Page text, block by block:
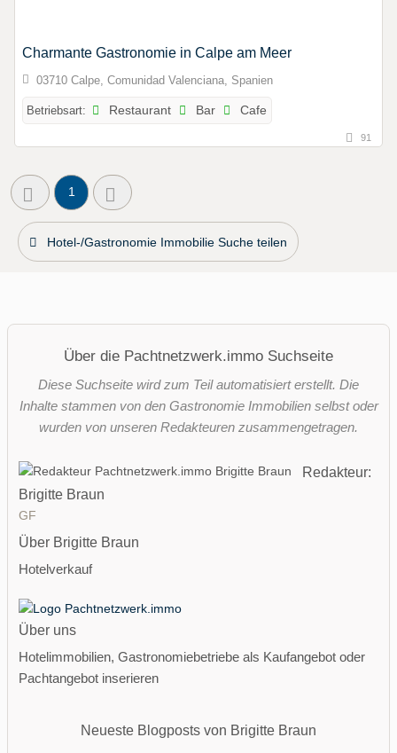
Charmante Gastronomie in Calpe am Meer
03710 Calpe, Comunidad Valenciana, Spanien
Betriebsart: Restaurant Bar Cafe
91
1
Hotel-/Gastronomie Immobilie Suche teilen
Über die Pachtnetzwerk.immo Suchseite
Diese Suchseite wird zum Teil automatisiert erstellt. Die
Inhalte stammen von den Gastronomie Immobilien selbst oder
wurden von unseren Redakteuren zusammengetragen.
Redakteur:
Brigitte Braun
GF
Über Brigitte Braun
Hotelverkauf
Über uns
Hotelimmobilien, Gastronomiebetriebe als Kaufangebot oder
Pachtangebot inserieren
Neueste Blogposts von Brigitte Braun